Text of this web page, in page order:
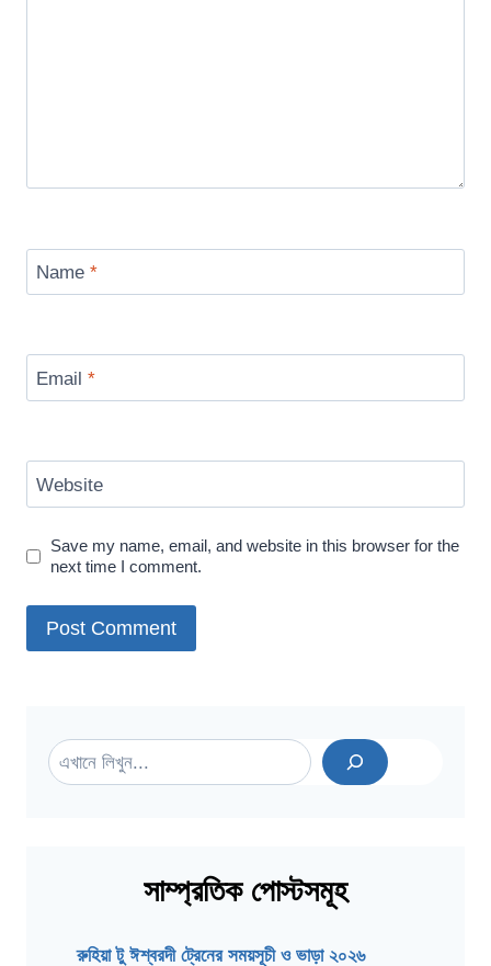
Name *
Email *
Website
Save my name, email, and website in this browser for the
next time I comment.
Search
সাম্প্রতিক পোস্টসমূহ
রুহিয়া টু ঈশ্বরদী ট্রেনের সময়সূচী ও ভাড়া ২০২৬